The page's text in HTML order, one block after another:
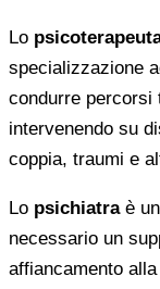
Lo
specializzazione
condurre percorsi
intervenendo su
coppia, traumi e
Lo psichiatraè un
necessario un
affiancamento